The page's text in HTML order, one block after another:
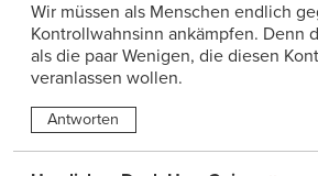
Wir müssen als Menschen endlich
Kontrollwahnsinn ankämpfen. Denn
als die paar Wenigen, die diesen
veranlassen wollen.
Antworten